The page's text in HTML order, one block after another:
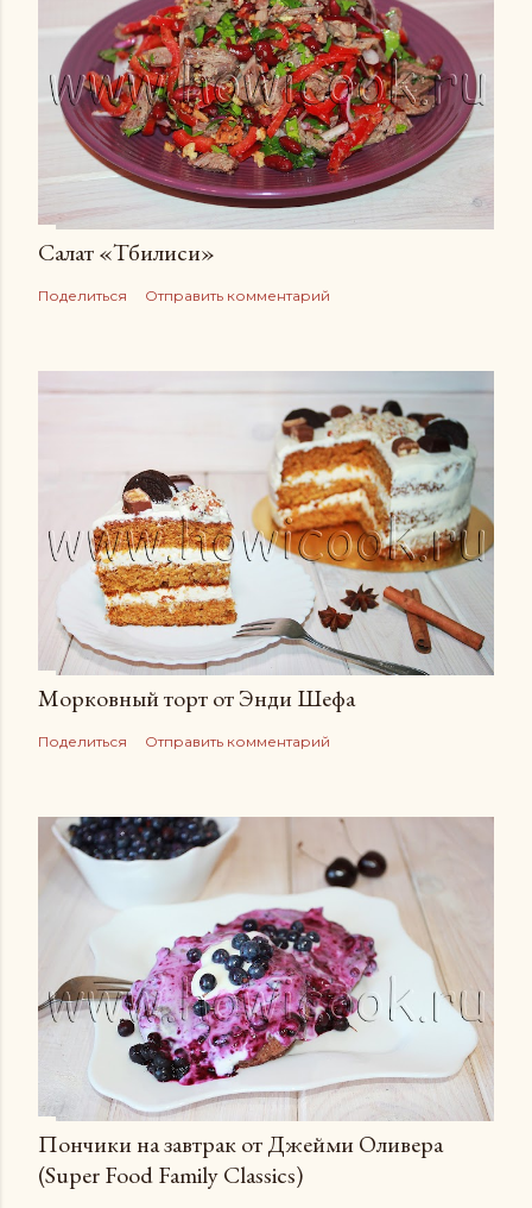
Салат «Тбилиси»
Поделиться Отправить комментарий
Морковный торт от Энди Шефа
Поделиться Отправить комментарий
Пончики на завтрак от Джейми Оливера
(Super Food Family Сlassics)